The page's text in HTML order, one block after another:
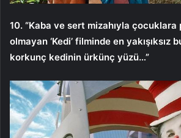
10. “Kaba ve sert mizahıyla çocuklara
olmayan ‘Kedi’ filminde en yakışıksız
korkunç kedinin ürkünç yüzü…”